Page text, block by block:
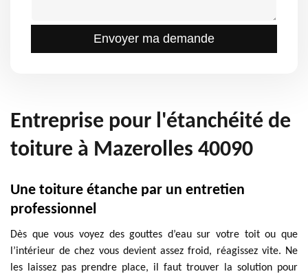
Entreprise pour l'étanchéité de
toiture à Mazerolles 40090
Une toiture étanche par un entretien
professionnel
Dès que vous voyez des gouttes d’eau sur votre toit ou que
l’intérieur de chez vous devient assez froid, réagissez vite. Ne
les laissez pas prendre place, il faut trouver la solution pour